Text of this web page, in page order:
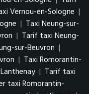
Vernou-en-Sologne |
| Taxi Neung-sur-
| Tarif taxi Neung-
sur-Beuvron |
| Taxi Romorantin-
| Tarif taxi
taxi Romorantin-